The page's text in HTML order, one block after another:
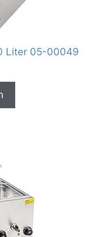
Liter 05-00049